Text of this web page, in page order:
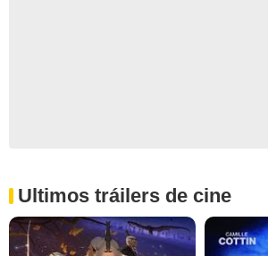
Ultimos tráilers de cine